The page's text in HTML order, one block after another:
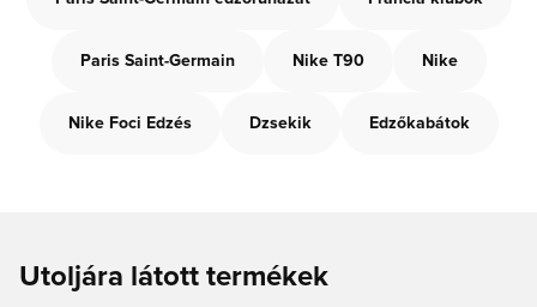
Paris Saint-Germain Nike T90 Nike
Nike Foci Edzés Dzsekik Edzőkabátok
Utoljára látott termékek